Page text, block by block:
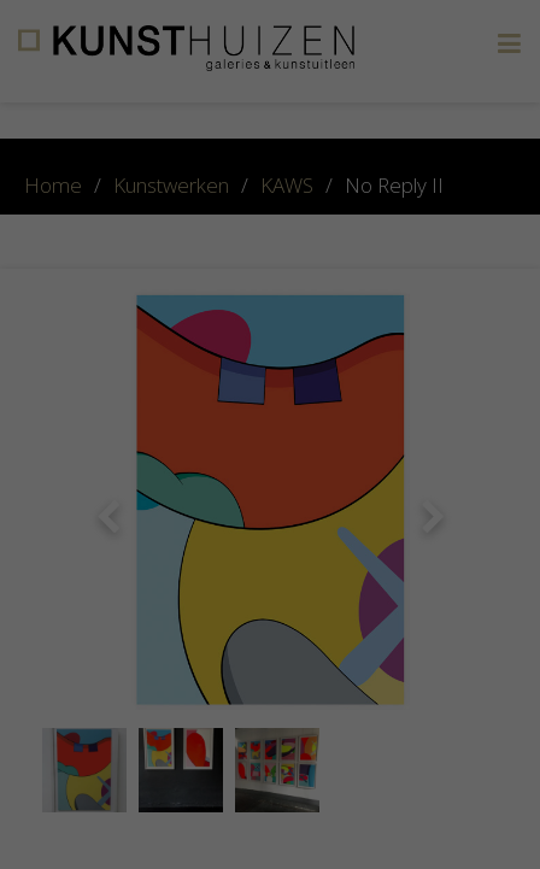
Home / Kunstwerken / KAWS / No Reply II
Kunsthuizen